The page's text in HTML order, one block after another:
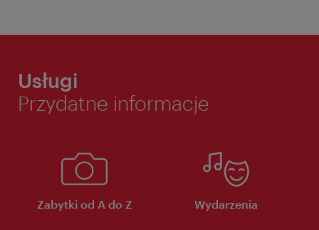
Usługi
Przydatne informacje
Zabytki od A do Z Wydarzenia